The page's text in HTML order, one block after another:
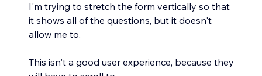
I'm trying to stretch the form vertically so that
it shows all of the questions, but it doesn't
allow me to.
This isn't a good user experience, because they